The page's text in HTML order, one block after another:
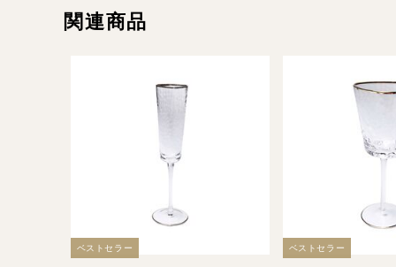
関連商品
ベストセラー ベストセラー